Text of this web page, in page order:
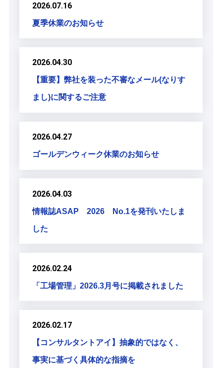
2026.07.16
夏季休業のお知らせ
2026.04.30
【重要】弊社を装った不審なメール(なりす
まし)に関するご注意
2026.04.27
ゴールデンウィーク休業のお知らせ
2026.04.03
情報誌ASAP 2026 No.1を発刊いたしま
した
2026.02.24
「工場管理」2026.3月号に掲載されました
2026.02.17
【コンサルタントアイ】抽象的ではなく、
事実に基づく具体的な指摘を